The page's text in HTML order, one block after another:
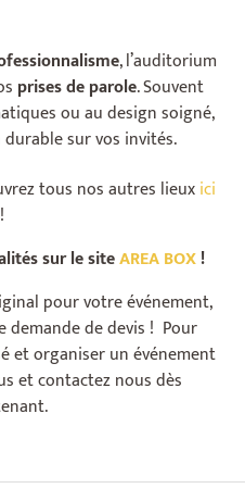
, l’auditorium
prises de parole.Souvent
ou au design soigné,
sur vos invités.
tous nos autres lieux ici
!
sur le siteAREA BOX!
pour votre événement,
demande de devis ! Pour
et organiser un événement
et contactez nous dès